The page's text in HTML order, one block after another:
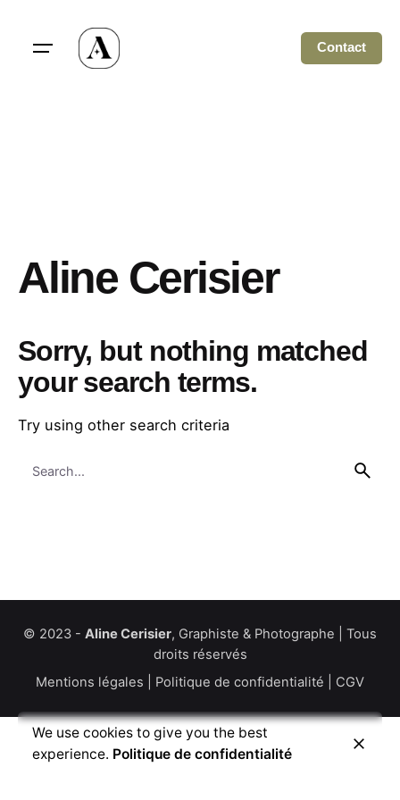
content
Contact
Aline Cerisier
Sorry, but nothing matched
your search terms.
Try using other search criteria
for
© 2023 - Aline Cerisier, Graphiste & Photographe | Tous
droits réservés
Mentions légales
Politique de confidentialité CGV
We use cookies to give you the best
experience. Politique de confidentialité